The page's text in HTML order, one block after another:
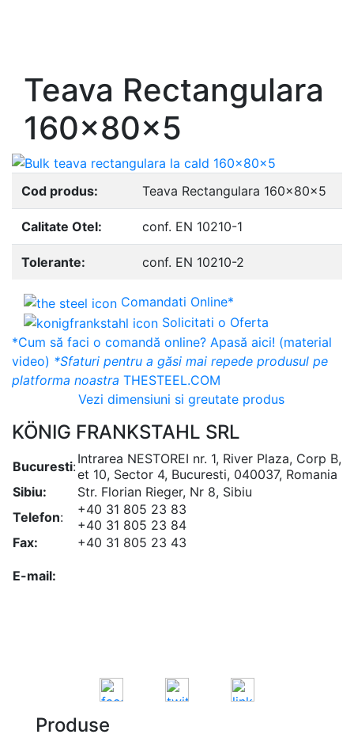
Teava Rectangulara
160x80x5
Cod produs: Teava Rectangulara 160x80x5
Calitate Otel: conf. EN 10210-1
Tolerante: conf. EN 10210-2
Comandati Online*
Solicitati o Oferta
*Cum să faci o comandă online? Apasă aici! (material
video) *Sfaturi pentru a găsi mai repede produsul pe
platforma noastra THESTEEL.COM
Vezi dimensiuni si greutate produs
KÖNIG FRANKSTAHL SRL
Bucuresti:Intrarea NESTOREI nr. 1, River Plaza, Corp B,
et 10, Sector 4, Bucuresti, 040037, Romania
Sibiu:
Str. Florian Rieger, Nr 8, Sibiu
Telefon:
+40 31 805 23 83
+40 31 805 23 84
Fax:
+40 31 805 23 43
E-mail:
Produse